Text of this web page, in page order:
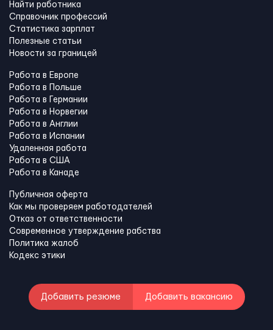
Найти работника
Справочник профессий
Статистика зарплат
Полезные статьи
Новости за границей
Работа в Европе
Работа в Польше
Работа в Германии
Работа в Норвегии
Работа в Англии
Работа в Испании
Удаленная работа
Работа в США
Работа в Канадe
Публичная оферта
Как мы проверяем работодателей
Отказ от ответственности
Современное утверждение рабства
Политика жалоб
Кодекс этики
Добавить резюме Добавить вакансию